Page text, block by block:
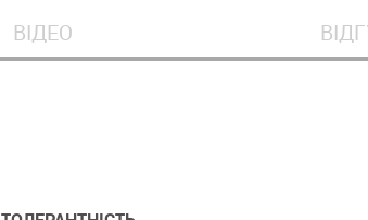
ВІДЕО